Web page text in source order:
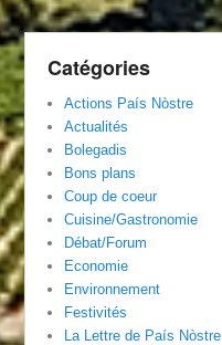
Catégories
Actions País Nòstre
Actualités
Bolegadis
Bons plans
Coup de coeur
Cuisine/Gastronomie
Débat/Forum
Economie
Environnement
Festivités
La Lettre de País Nòstre